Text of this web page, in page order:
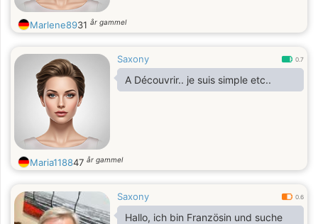
Marlene8931 år gammel
Saxony 0.7
A Découvrir.. je suis simple etc..
Maria118847 år gammel
Saxony 0.6
Hallo, ich bin Französin und suche